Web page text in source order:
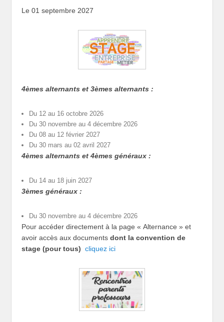
Le 01 septembre 2027
4èmes alternants et 3èmes alternants :
Du 12 au 16 octobre 2026
Du 30 novembre au 4 décembre 2026
Du 08 au 12 février 2027
Du 30 mars au 02 avril 2027
4èmes alternants et 4èmes généraux :
Du 14 au 18 juin 2027
3èmes généraux :
Du 30 novembre au 4 décembre 2026
Pour accéder directement à la page « Alternance » et
avoir accès aux documentsdont la convention de
stage (pour tous) cliquez ici